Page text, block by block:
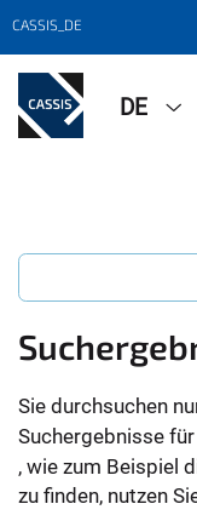
CASSIS_DE
DE
Sie durchsuchen
Suchergebnisse
, wie zum Beispiel
zu finden, nutzen